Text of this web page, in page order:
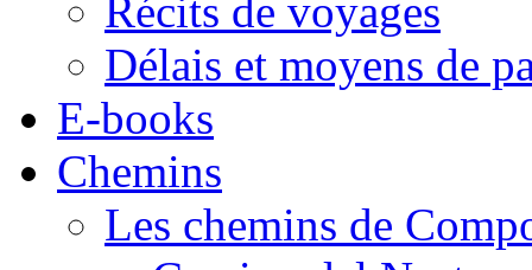
Récits de voyages
Délais et moyens de
E-books
Chemins
Les chemins de